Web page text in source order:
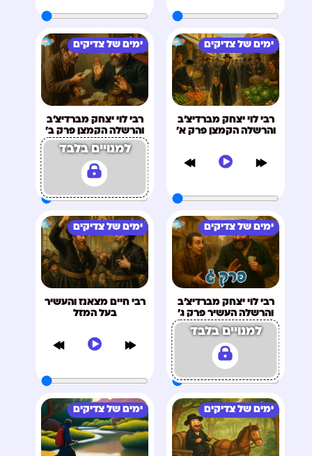
ימים של צדיקים
רבי לוי יצחק מברדיצ'ב
והרשלה הקמצן פרק א'
ימים של צדיקים
רבי לוי יצחק מברדיצ'ב
והרשלה הקמצן פרק ב'
למנויים בלבד
ימים של צדיקים
רבי לוי יצחק מברדיצ'ב
והרשלה העשיר פרק ג'
למנויים בלבד
ימים של צדיקים
רבי חיים מצאנז והעשיר
בעל המזל
ימים של צדיקים ימים של צדיקים